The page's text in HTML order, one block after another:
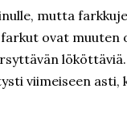
mutta
ovat muuten
viimeiseen asti,